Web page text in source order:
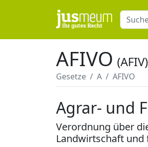
AFIVO (AFIV)
Gesetze A AFIVO
Agrar- und
Verordnung über
Landwirtschaft und